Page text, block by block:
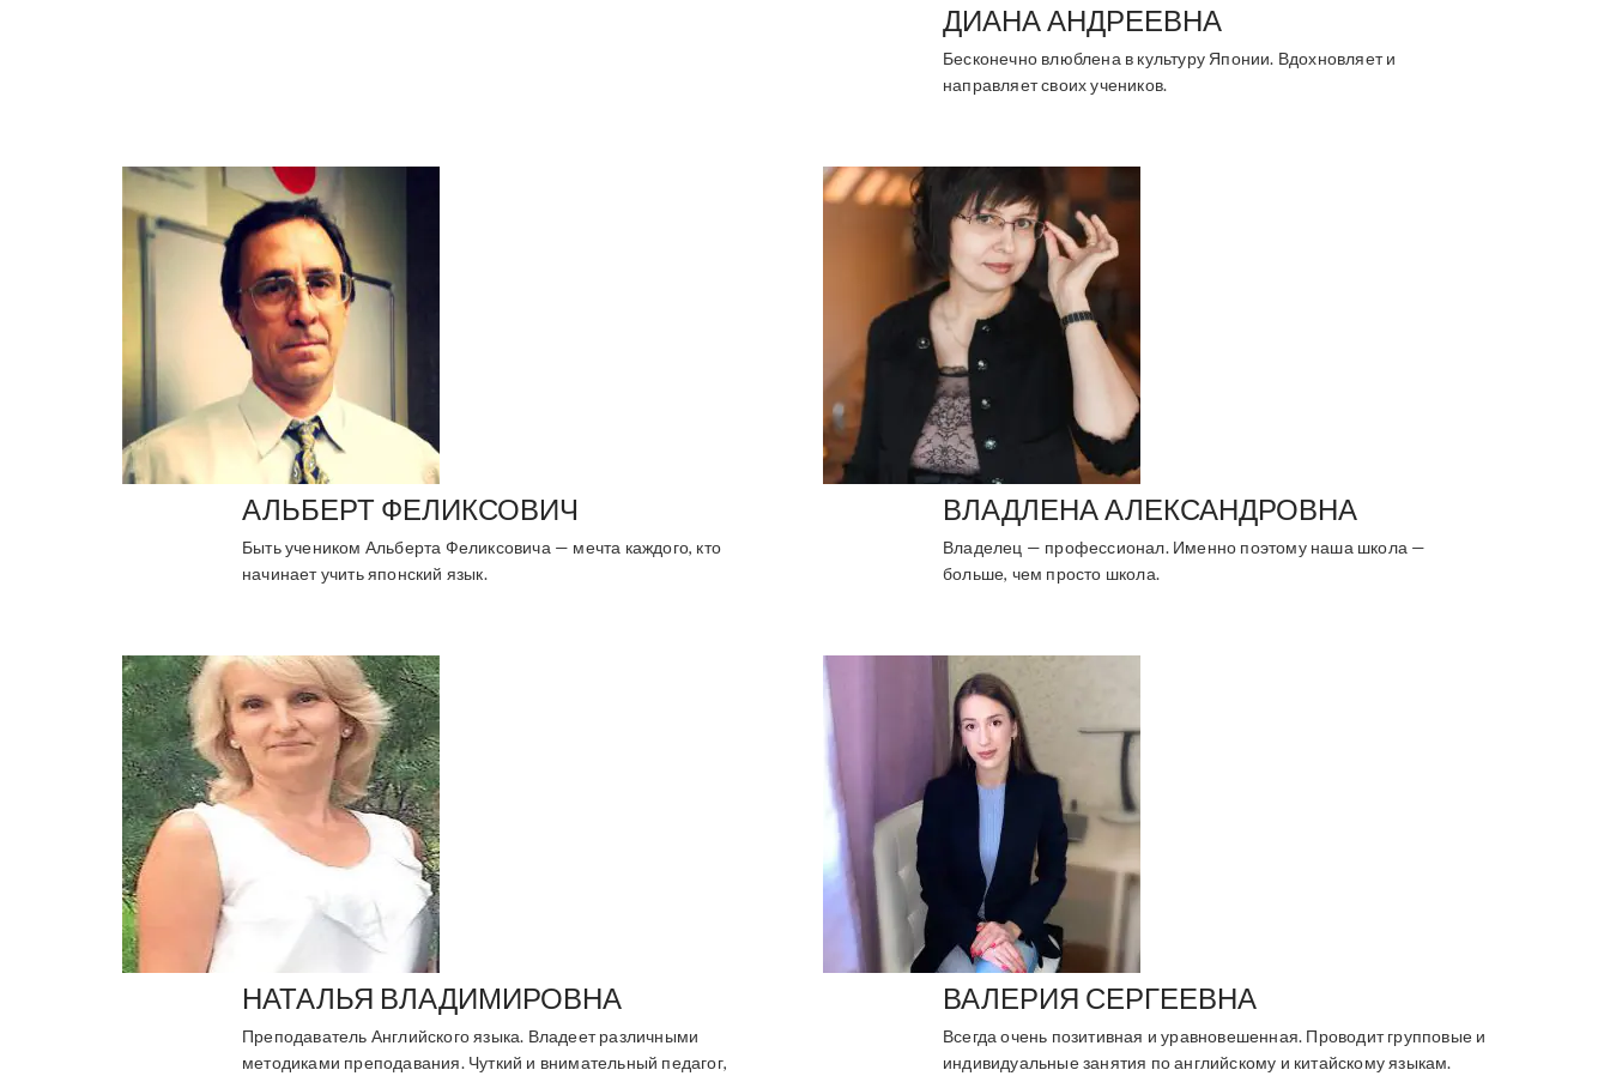
ДИАНА АНДРЕЕВНА
Бесконечно влюблена в культуру Японии. Вдохновляет и
направляет своих учеников.
АЛЬБЕРТ ФЕЛИКСОВИЧ
Быть учеником Альберта Феликсовича — мечта каждого, кто
начинает учить японский язык.
ВЛАДЛЕНА АЛЕКСАНДРОВНА
Владелец — профессионал. Именно поэтому наша школа —
больше, чем просто школа.
НАТАЛЬЯ ВЛАДИМИРОВНА
Преподаватель Английского языка. Владеет различными
методиками преподавания. Чуткий и внимательный педагог,
ВАЛЕРИЯ СЕРГЕЕВНА
Всегда очень позитивная и уравновешенная. Проводит групповые и
индивидуальные занятия по английскому и китайскому языкам.